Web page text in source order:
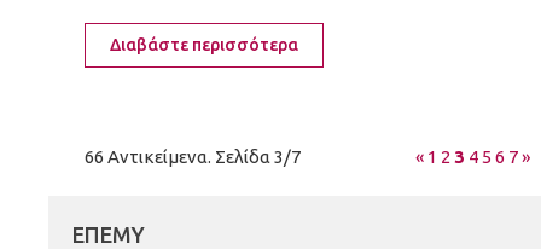
Διαβάστε περισσότερα
66 Αντικείμενα. Σελίδα 3/7 « 1 2 3 4 5 6 7»
ΕΠΕΜΥ